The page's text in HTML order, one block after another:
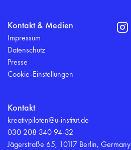
Kontakt & Medien
Impressum
Datenschutz
Presse
Cookie-Einstellungen
Kontakt
kreativpiloten@u-institut.de
030 208 340 94-32
Jägerstraße 65, 10117 Berlin, Germany